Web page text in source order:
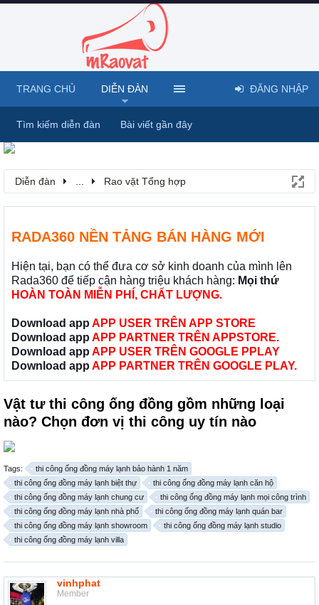
Diễn đàn Rao vặt Tổng hợp
RADA360 NỀN TẢNG BÁN HÀNG MỚI
Hiện tại, bạn có thể đưa cơ sở kinh doanh của mình lên
Rada360 để tiếp cận hàng triệu khách hàng: Mọi thứ
HOÀN TOÀN MIỄN PHÍ, CHẤT LƯỢNG.
Download app APP USER TRÊN APP STORE
Download app APP PARTNER TRÊN APPSTORE.
Download app APP USER TRÊN GOOGLE PPLAY
Download app APP PARTNER TRÊN GOOGLE PLAY.
Vật tư thi công ống đồng gồm những loại
nào? Chọn đơn vị thi công uy tín nào
Tags:
thi công ống đồng máy lạnh bảo hành 1 năm
thi công ống đồng máy lạnh biệt thự
thi công ống đồng máy lạnh căn hộ
thi công ống đồng máy lạnh chung cư
thi công ống đồng máy lạnh mọi công trình
thi công ống đồng máy lạnh nhà phố
thi công ống đồng máy lạnh quán bar
thi công ống đồng máy lạnh showroom
thi công ống đồng máy lạnh studio
thi công ống đồng máy lạnh villa
vinhphat
Member
TRANG CHỦ DIỄN ĐÀN
Tìm kiếm diễn đàn Bài viết gần đây
ĐĂNG NHẬP